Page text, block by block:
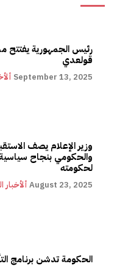
رئيس الجمهورية يفتتح
قولعدي
September 13, 2025
وزير الإعلام يصف
والحكومي بنجاح
لحكومته
ألأخبار August 23, 2025
الحكومة تدشن برنامج